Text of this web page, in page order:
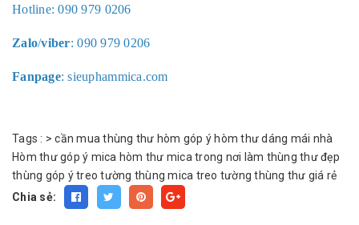
Hotline:090 979 0206
Zalo/viber: 090 979 0206
Fanpage: sieuphammica.com
Tags : >cần mua thùng thư hòm góp ý hòm thư dáng mái nhà
Hòm thư góp ý mica hòm thư mica trong nơi làm thùng thư đẹp
thùng góp ý treo tường thùng mica treo tường thùng thư giá rẻ
Chia sẻ: